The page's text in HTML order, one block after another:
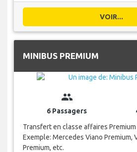
VOIR...
MINIBUS PREMIUM
group
6 Passagers
Transfert en classe affaires
Exemple: Mercedes Viano Premium,
Premium, etc.